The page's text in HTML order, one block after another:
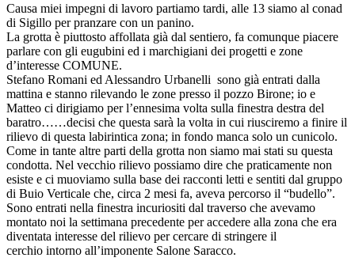
Causa miei impegni di lavoro partiamo tardi, alle 13 siamo al conad
di Sigillo per pranzare con un panino.
La grotta è piuttosto affollata già dal sentiero, fa comunque piacere
parlare con gli eugubini ed i marchigiani dei progetti e zone
d’interesse COMUNE.
Stefano Romani ed Alessandro Urbanelli sono già entrati dalla
mattina e stanno rilevando le zone presso il pozzo Birone; io e
Matteo ci dirigiamo per l’ennesima volta sulla finestra destra del
baratro……decisi che questa sarà la volta in cui riusciremo a finire il
rilievo di questa labirintica zona; in fondo manca solo un cunicolo.
Come in tante altre parti della grotta non siamo mai stati su questa
condotta. Nel vecchio rilievo possiamo dire che praticamente non
esiste e ci muoviamo sulla base dei racconti letti e sentiti dal gruppo
di Buio Verticale che, circa 2 mesi fa, aveva percorso il “budello”.
Sono entrati nella finestra incuriositi dal traverso che avevamo
montato noi la settimana precedente per accedere alla zona che era
diventata interesse del rilievo per cercare di stringere il
cerchio intorno all’imponente Salone Saracco.